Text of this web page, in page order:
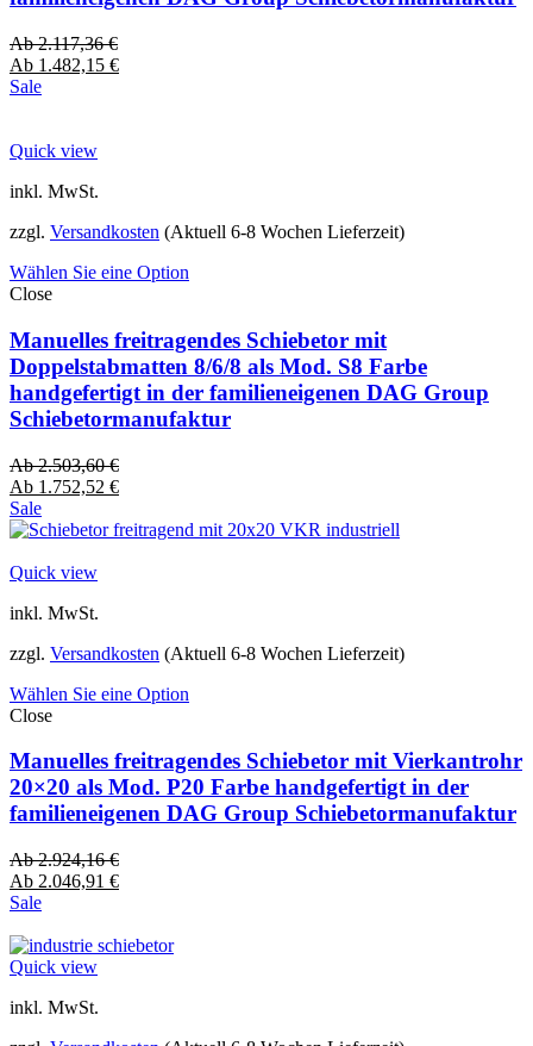
Ab2.117,36€
Ab 1.482,15 €
Sale
Quick view
inkl. MwSt.
zzgl. Versandkosten (Aktuell 6-8 Wochen Lieferzeit)
Wählen Sie eine Option
Close
Manuelles freitragendes Schiebetor mit
Doppelstabmatten 8/6/8 als Mod. S8 Farbe
handgefertigt in der familieneigenen DAG Group
Schiebetormanufaktur
Ab2.503,60€
Ab 1.752,52 €
Sale
Quick view
inkl. MwSt.
zzgl. Versandkosten (Aktuell 6-8 Wochen Lieferzeit)
Wählen Sie eine Option
Close
Manuelles freitragendes Schiebetor mit Vierkantrohr
20×20 als Mod. P20 Farbe handgefertigt in der
familieneigenen DAG Group Schiebetormanufaktur
Ab2.924,16€
Ab 2.046,91 €
Sale
Quick view
inkl. MwSt.